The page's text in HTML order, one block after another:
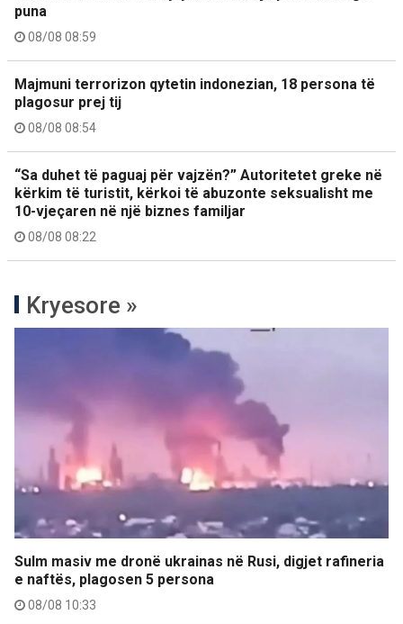
puna
08/08 08:59
Majmuni terrorizon qytetin indonezian, 18 persona të
plagosur prej tij
08/08 08:54
“Sa duhet të paguaj për vajzën?” Autoritetet greke në
kërkim të turistit, kërkoi të abuzonte seksualisht me
10-vjeçaren në një biznes familjar
08/08 08:22
Kryesore »
Sulm masiv me dronë ukrainas në Rusi, digjet rafineria
e naftës, plagosen 5 persona
08/08 10:33